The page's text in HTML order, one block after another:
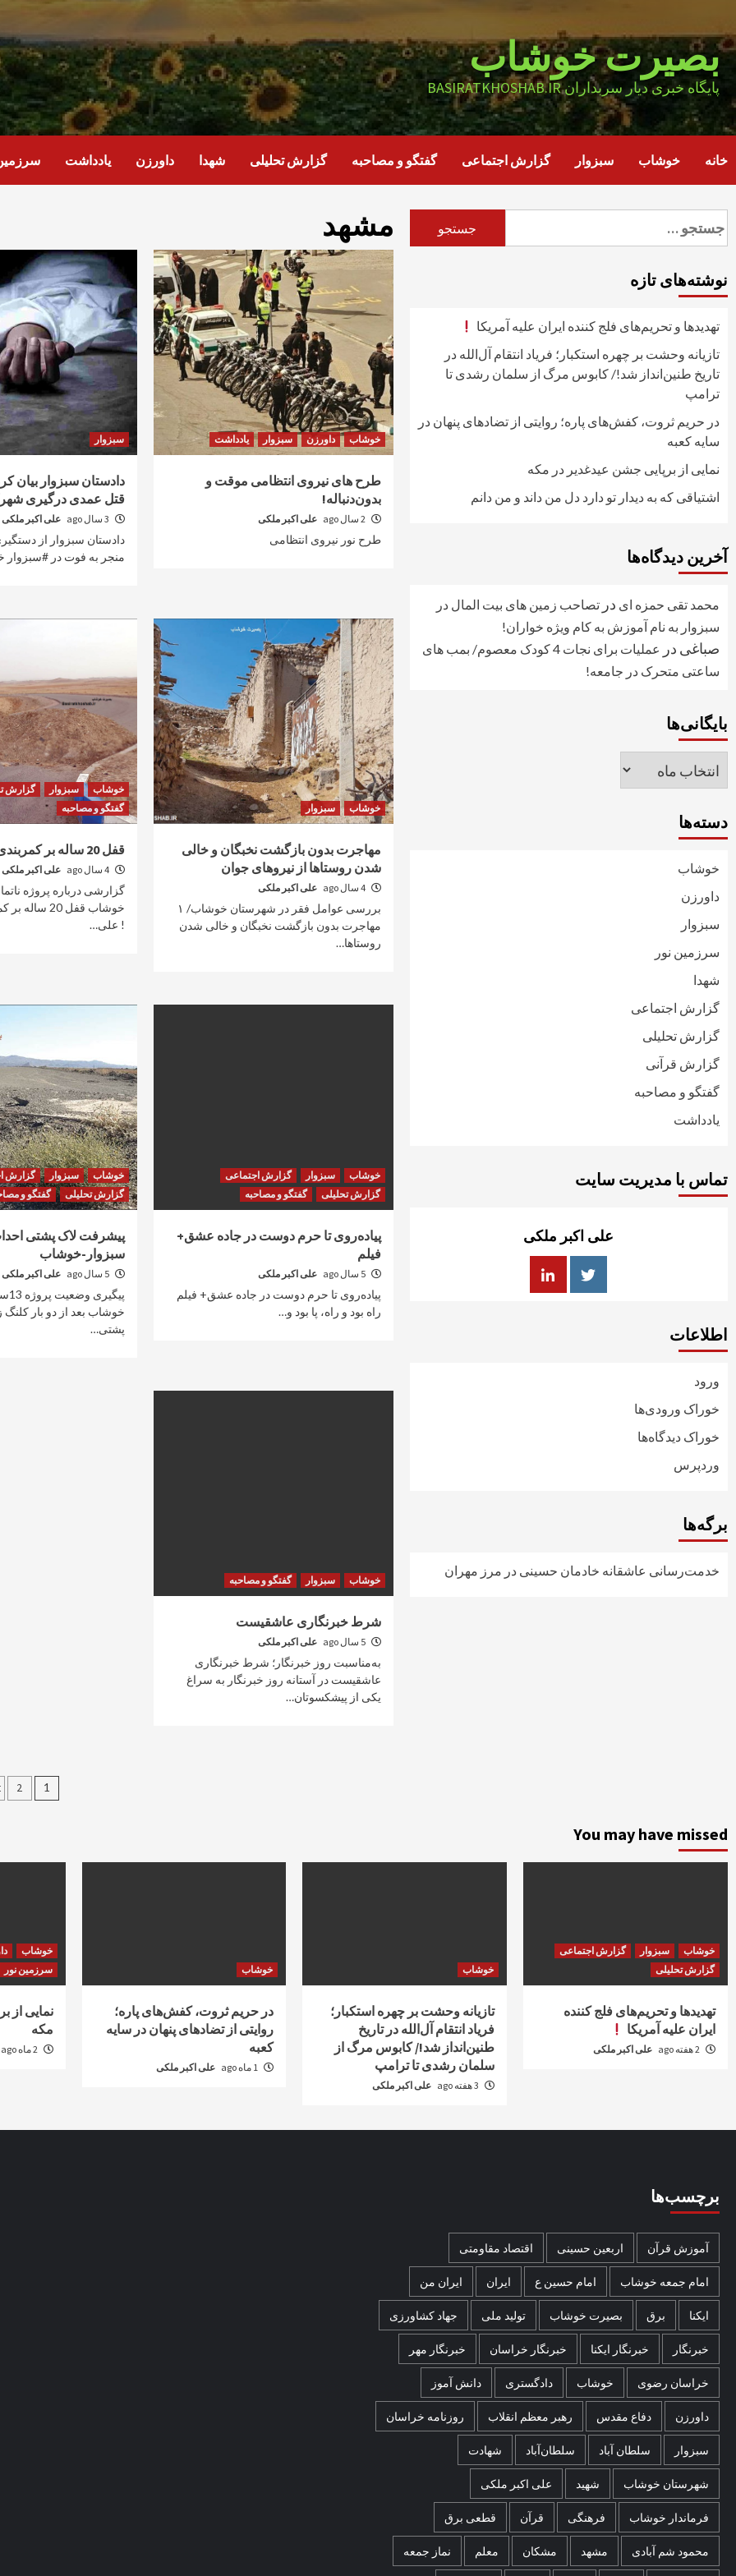
to
content
بصیرت خوشاب
پایگاه خبری دیار سربداران BASIRATKHOSHAB.IR
خانه خوشاب سبزوار گزارش اجتماعی گفتگو و مصاحبه گزارش تحلیلی شهدا داورزن یادداشت
مشهد
خوشاب داورزن سبزوار یادداشت
طرح های نیروی انتظامی موقت و
بدون‌دنباله!
2 سال ago علی اکبر ملکی
طرح نور نیروی انتظامی
سبزوار
دادستان سبزوار بیان
قتل عمدی درگیری
علی اکبر ملکی
دادستان سبزوار از
منجر به فوت در #سبزوار
خوشاب سبزوار
مهاجرت بدون بازگشت نخبگان و خالی
شدن روستاها از نیروهای جوان
4 سال ago علی اکبر ملکی
بررسی عوامل فقر در شهرستان خوشاب/ ۱
مهاجرت بدون بازگشت نخبگان و خالی شدن
روستاها…
خوشاب سبزوار
گزارش
گفتگو و مصاحبه
قفل 20 ساله بر کمربندی سلطان آباد !
4 سال ago علی اکبر ملکی
گزارشی درباره پروژه
خوشاب قفل 20
! علی…
خوشاب سبزوار
گزارش اجتماعی
گزارش تحلیلی
گفتگو و مصاحبه
پیاده‌روی تا حرم دوست در جاده عشق+
فیلم
5 سال ago علی اکبر ملکی
پیاده‌روی تا حرم دوست در جاده عشق+ فیلم
راه بود و راه، پا بود و…
خوشاب سبزوار
گزارش
گزارش تحلیلی
گفتگو و
پیشرفت لاک پشتی
سبزوار-خوشاب
5 سال ago علی اکبر ملکی
خوشاب بعد از دو بار
پشتی…
خوشاب سبزوار گفتگو و مصاحبه
شرط خبرنگاری عاشقیست
5 سال ago علی اکبر ملکی
به‌مناسبت روز خبرنگار؛ شرط خبرنگاری
عاشقیست در آستانه روز خبرنگار به سراغ
یکی از پیشکسوتان…
1
2
برای:
نوشته‌های تازه
تهدیدها و تحریم‌های فلج کننده ایران علیه آمریکا
تازیانه وحشت بر چهره استکبار؛ فریاد انتقام آل‌الله در
تاریخ طنین‌انداز شد!/ کابوس مرگ از سلمان رشدی تا
ترامپ
در حریم ثروت، کفش‌های پاره؛ روایتی از تضادهای پنهان در
سایه کعبه
نمایی از برپایی جشن عیدغدیر در مکه
اشتیاقی که به دیدار تو دارد دل من داند و من دانم
آخرین دیدگاه‌ها
محمد تقی حمزه ای درتصاحب زمین های بیت المال در
سبزوار به نام آموزش به کام ویژه خواران!
صباغی در
عملیات برای نجات 4 کودک معصوم/ بمب های
ساعتی متحرک در جامعه!
بایگانی‌ها
بایگانی‌ها
دسته‌ها
خوشاب
داورزن
سبزوار
سرزمین نور
شهدا
گزارش اجتماعی
گزارش تحلیلی
گزارش قرآنی
گفتگو و مصاحبه
یادداشت
تماس با مدیریت سایت
علی اکبر ملکی
اطلاعات
ورود
خوراک ورودی‌ها
خوراک دیدگاه‌ها
وردپرس
برگه‌ها
خدمت‌رسانی عاشقانه خادمان حسینی در مرز مهران
You may have missed
خوشاب سبزوار
گزارش اجتماعی
گزارش تحلیلی
تهدیدها و تحریم‌های فلج کننده
ایران علیه آمریکا
علی اکبر ملکی
خوشاب
تازیانه وحشت بر چهره استکبار؛
فریاد انتقام آل‌الله در تاریخ
طنین‌انداز شد!/ کابوس مرگ از
سلمان رشدی تا ترامپ
علی اکبر ملکی
خوشاب
در حریم ثروت، کفش‌های پاره؛
روایتی از تضادهای پنهان در سایه
کعبه
علی اکبر ملکی
خوشاب
سرزمین نور
نمایی از
مکه
2 ماه ago
برچسب‌ها
آموزش قرآن اربعین حسینی اقتصاد مقاومتی
امام جمعه خوشاب امام حسین ع ایران ایران من
ایکنا برق بصیرت خوشاب تولید ملی جهاد کشاورزی
خبرنگار خبرنگار ایکنا خبرنگار خراسان خبرنگار مهر
خراسان رضوی خوشاب دادگستری دانش آموز
داورزن دفاع مقدس رهبر معظم انقلاب روزنامه خراسان
سبزوار سلطان آباد سلطان‌آباد شهادت
شهرستان خوشاب شهید علی اکبر ملکی
فرماندار خوشاب فرهنگی قرآن قطعی برق
محمود شم آبادی مشهد مشکان معلم نماز جمعه